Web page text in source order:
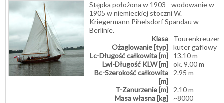
Stępka położona w 1903 - wodowanie w
1905 w niemieckiej stoczni W.
Kriegermann Pihelsdorf Spandau w
Berlinie.
Klasa
Tourenkreuzer
Ożaglowanie [typ] kuter gaflowy
Lc-Długość całkowita [m]
13.10 m
Lwl-Długość KLW [m] ok. 9.00 m
Bc-Szerokość całkowita
[m]
2.95 m
T-Zanurzenie [m]
2.10 m
Masa własna [kg]
~8000